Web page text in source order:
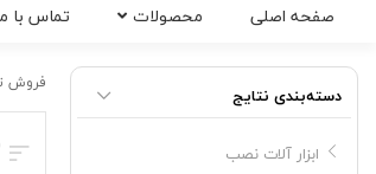
تخصصی
امنیتی
صفحه اصلی محصولات تماس با
ریموت دزدگیر فایو استار فروش
دسته‌بندی نتایج
ابزار آلات نصب